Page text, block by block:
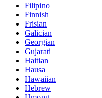
Filipino
Finnish
Frisian
Galician
Georgian
Gujarati
Haitian
Hausa
Hawaiian
Hebrew